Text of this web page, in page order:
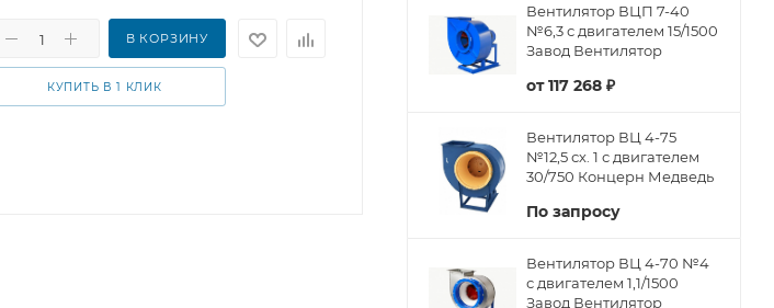
В КОРЗИНУ
КУПИТЬ В 1 КЛИК
Вентилятор ВЦП 7-40
№6,3 с двигателем 15/1500
Завод Вентилятор
от117 268 ₽
Вентилятор ВЦ 4-75
№12,5 сх. 1 с двигателем
30/750 Концерн Медведь
По запросу
Вентилятор ВЦ 4-70 №4
с двигателем 1,1/1500
Завод Вентилятор